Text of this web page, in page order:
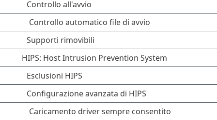
Controllo all'avvio
Controllo automatico file di avvio
Supporti rimovibili
HIPS: Host Intrusion Prevention System
Esclusioni HIPS
Configurazione avanzata di HIPS
Caricamento driver sempre consentito